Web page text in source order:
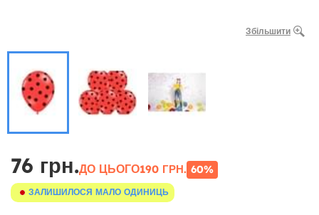
Збільшити
76 грн.ДО ЦЬОГО190 ГРН. 60%
ЗАЛИШИЛОСЯ МАЛО ОДИНИЦЬ